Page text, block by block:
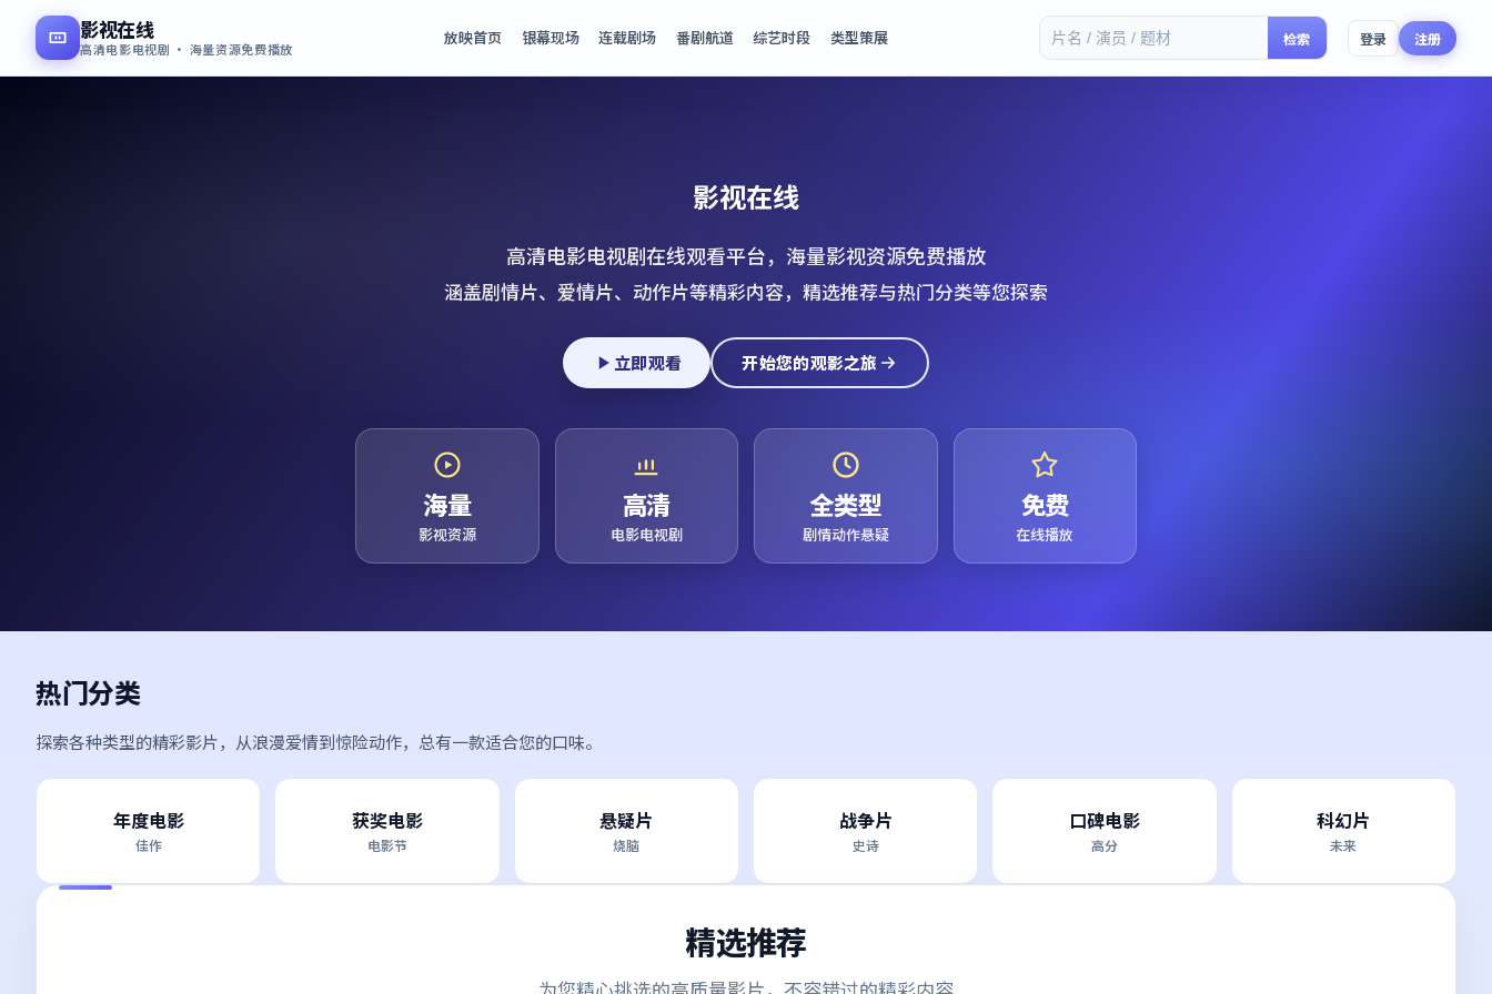
影视在线
高清电影电视剧 · 海量资源免费播放
放映首页 银幕现场 连载剧场 番剧航道 综艺时段 类型策展 检索 登录 注册
影视在线
高清电影电视剧在线观看平台，海量影视资源免费播放
涵盖剧情片、爱情片、动作片等精彩内容，精选推荐与热门分类等您探索
立即观看 开始您的观影之旅
海量
影视资源
高清
电影电视剧
全类型
剧情动作悬疑
免费
在线播放
热门分类
探索各种类型的精彩影片，从浪漫爱情到惊险动作，总有一款适合您的口味。
年度电影
佳作
获奖电影
电影节
悬疑片
烧脑
战争片
史诗
口碑电影
高分
科幻片
未来
精选推荐